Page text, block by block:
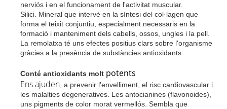
nerviós i en el funcionament de l'activitat muscular.
Silici. Mineral que intervé en la síntesi del col·lagen que
forma el teixit conjuntiu, especialment necessaris en la
formació i manteniment dels cabells, ossos, ungles i la pell.
La remolatxa té uns efectes positius clars sobre l'organisme
gràcies a la presència de substàncies antioxidants:
Conté antioxidants molt potents
Ensajuden , a prevenir l'envelliment, el risc cardiovascular i
les malalties degeneratives. Les antocianines (flavonoides),
uns pigments de color morat vermellós. Sembla que